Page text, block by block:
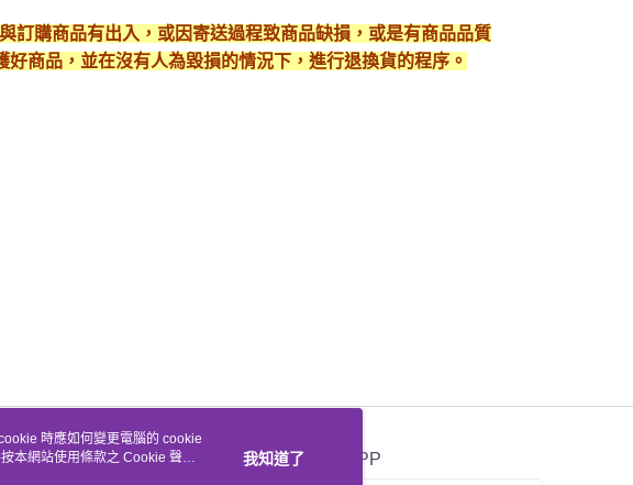
訂購商品有出入，或因寄送過程致商品缺損，或是有商品品質
商品，並在沒有人為毀損的情況下，進行退換貨的程序。
服資訊 官方APP
時應如何變更電腦的 cookie
本網站使用條款之 Cookie 聲明
我知道了